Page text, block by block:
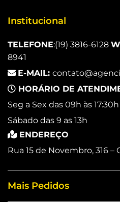
Institucional
TELEFONE:(19) 3816-6128
8941
E-MAIL:
HORÁRIO DE
Seg a Sex das 09h às 17:30h
Sábado das 9 as 13h
ENDEREÇO
Rua 15 de Novembro, 316
Mais Pedidos